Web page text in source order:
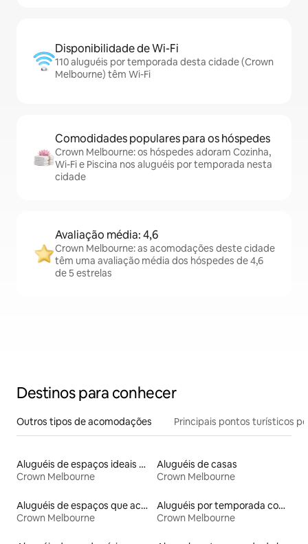
Disponibilidade de Wi-Fi
110 aluguéis por temporada desta cidade (Crown
Melbourne) têm Wi-Fi
Comodidades populares para os hóspedes
Crown Melbourne: os hóspedes adoram Cozinha,
Wi-Fi e Piscina nos aluguéis por temporada nesta
cidade
Avaliação média: 4,6
Crown Melbourne: as acomodações deste cidade
têm uma avaliação média dos hóspedes de 4,6
de 5 estrelas
Destinos para conhecer
Outros tipos de acomodações Principais pontos turísticos
Aluguéis de espaços ideais para famílias
Crown Melbourne
Aluguéis de casas
Crown Melbourne
Aluguéis de espaços que aceitam animais de estimação
Crown Melbourne
Aluguéis por temporada com cama de altura acessível
Crown Melbourne